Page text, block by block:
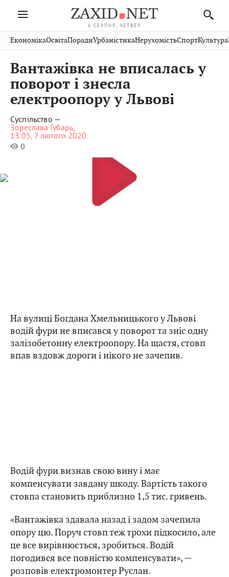
6 СЕРПНЯ, ЧЕТВЕР
Івано-
Франківськ
Тернопіль
Волинь
Закарпаття
Рівне
Чернівці
Шептицький
Стрий
Хмельницький
Публікації
Авто СловкоКультура
Кіно Дім СпортКраєзнавство
Фото
ЕкономікаОсвітаПорадиУрбаністикаНерухомістьСпортКультура
Вантажівка не вписалась у
поворот і знесла
електроопору у Львові
Суспільство —
Зореслава Губарь,
13:05, 7 лютого 2020
0
На вулиці Богдана Хмельницького у Львові
водій фури не вписався у поворот та зніс одну
залізобетонну електроопору. На щастя, стовп
впав вздовж дороги і нікого не зачепив.
Водій фури визнав свою вину і має
компенсувати завдану шкоду. Вартість такого
стовпа становить приблизно 1,5 тис. гривень.
«Вантажівка здавала назад і задом зачепила
опору цю. Поруч стовп теж трохи підкосило, але
це все вирівнюється, зробиться. Водій
погодився все повністю компенсувати», —
розповів електромонтер Руслан.